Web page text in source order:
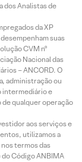
dos Analistas de
da XP
suas
CVM nº
Nacional das
– ANCORD. O
administração ou
intermediário e
qualquer operação
aos serviços e
utilizamos a
termos das
Código ANBIMA